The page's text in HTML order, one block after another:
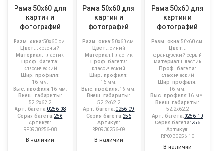
Рама 50x60 для
картин и
фотографий
Разм. окна:50x60 см.
Цвет..:красный
Материал: Пластик
Проф. багета:
классический
Шир. профиля:
16 мм.
Выс. профиля:16 мм.
Внеш. габариты:
52.2x62.2
Арт. багета:0256-08
Серия багета:256
Артикул:
RP0930256-08
В наличии
Рама 50x60 для
картин и
фотографий
Разм. окна:50x60 см.
Цвет..:синий
Материал: Пластик
Проф. багета:
классический
Шир. профиля:
16 мм.
Выс. профиля:16 мм.
Внеш. габариты:
52.2x62.2
Арт. багета:0256-09
Серия багета:256
Артикул:
RP0930256-09
В наличии
Рама 50x60 для
картин и
фотографий
Разм. окна:50x60 см.
Цвет..:
французский серый
Материал: Пластик
Проф. багета:
классический
Шир. профиля:
16 мм.
Выс. профиля:16 мм.
Внеш. габариты:
52.2x62.2
Арт. багета:0256-10
Серия багета:256
Артикул:
RP0930256-10
В наличии